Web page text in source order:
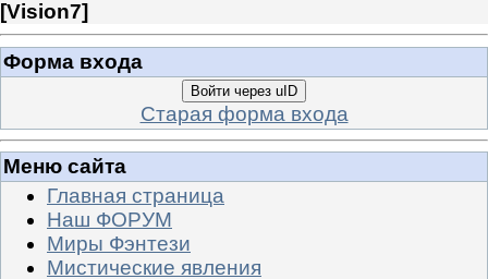
[Vision7]
Форма входа
Войти через uID
Старая форма входа
Меню сайта
Главная страница
Наш ФОРУМ
Миры Фэнтези
Мистические явления